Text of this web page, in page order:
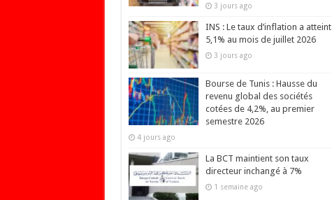
3 jours ago
INS : Le taux d’inflation a atteint
5,1% au mois de juillet 2026
3 jours ago
Bourse de Tunis : Hausse du
revenu global des sociétés
cotées de 4,2%, au premier
semestre 2026
4 jours ago
La BCT maintient son taux
directeur inchangé à 7%
1 semaine ago